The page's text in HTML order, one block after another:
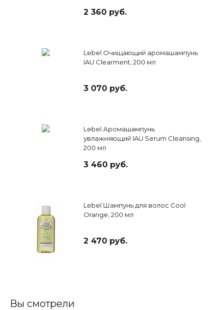
2 360 руб.
Lebel Очищающий аромашампунь
IAU Clearment, 200 мл
3 070 руб.
Lebel Аромашампунь
увлажняющий IAU Serum Cleansing,
200 мл
3 460 руб.
Lebel Шампунь для волос Cool
Orange, 200 мл
2 470 руб.
Вы смотрели